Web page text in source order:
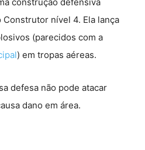
Construtor nível 4. Ela lança
(parecidos com a
) em tropas aéreas.
defesa não pode atacar
dano em área.